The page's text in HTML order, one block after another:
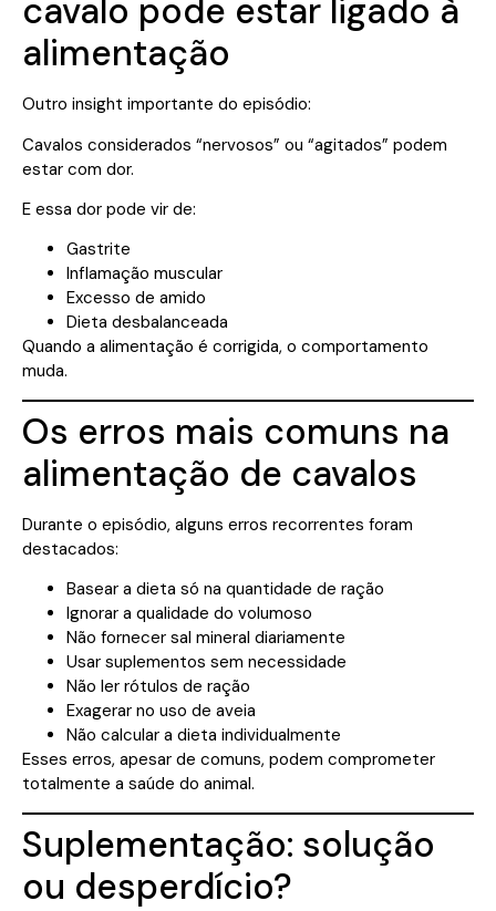
cavalo pode estar ligado à
alimentação
Outro insight importante do episódio:
Cavalos considerados “nervosos” ou “agitados” podem
estar com dor.
E essa dor pode vir de:
Gastrite
Inflamação muscular
Excesso de amido
Dieta desbalanceada
Quando a alimentação é corrigida, o comportamento
muda.
Os erros mais comuns na
alimentação de cavalos
Durante o episódio, alguns erros recorrentes foram
destacados:
Basear a dieta só na quantidade de ração
Ignorar a qualidade do volumoso
Não fornecer sal mineral diariamente
Usar suplementos sem necessidade
Não ler rótulos de ração
Exagerar no uso de aveia
Não calcular a dieta individualmente
Esses erros, apesar de comuns, podem comprometer
totalmente a saúde do animal.
Suplementação: solução
ou desperdício?